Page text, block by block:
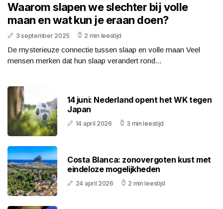
Waarom slapen we slechter bij volle
maan en wat kun je eraan doen?
3 september 2025 2 min leestijd
De mysterieuze connectie tussen slaap en volle maan Veel
mensen merken dat hun slaap verandert rond...
14 juni: Nederland opent het WK tegen
Japan
14 april 2026 3 min leestijd
Costa Blanca: zonovergoten kust met
eindeloze mogelijkheden
24 april 2026 2 min leestijd